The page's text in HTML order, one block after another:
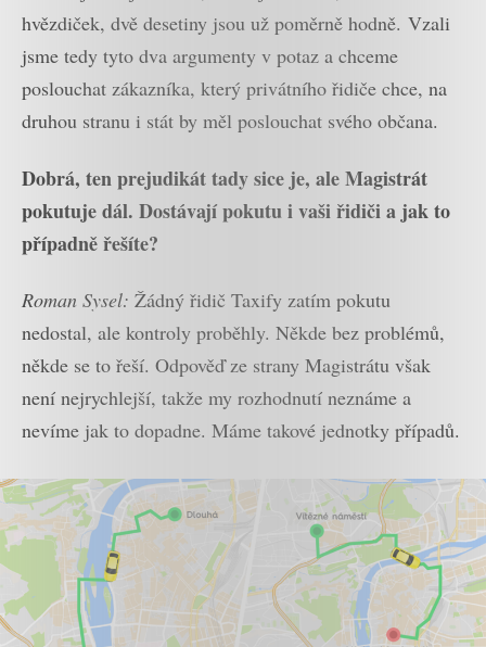
hvězdiček, dvě desetiny jsou už poměrně hodně. Vzali
jsme tedy tyto dva argumenty v potaz a chceme
poslouchat zákazníka, který privátního řidiče chce, na
druhou stranu i stát by měl poslouchat svého občana.
Dobrá, ten prejudikát tady sice je, ale Magistrát
pokutuje dál. Dostávají pokutu i vaši řidiči a jak to
případně řešíte?
Roman Sysel: Žádný řidič Taxify zatím pokutu
nedostal, ale kontroly proběhly. Někde bez problémů,
někde se to řeší. Odpověď ze strany Magistrátu však
není nejrychlejší, takže my rozhodnutí neznáme a
nevíme jak to dopadne. Máme takové jednotky případů.